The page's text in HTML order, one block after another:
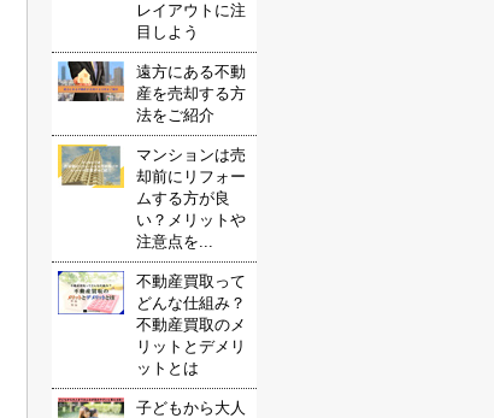
レイアウトに注
目しよう
遠方にある不動
産を売却する方
法をご紹介
マンションは売
却前にリフォー
ムする方が良
い？メリットや
注意点を...
不動産買取って
どんな仕組み？
不動産買取のメ
リットとデメリ
ットとは
子どもから大人